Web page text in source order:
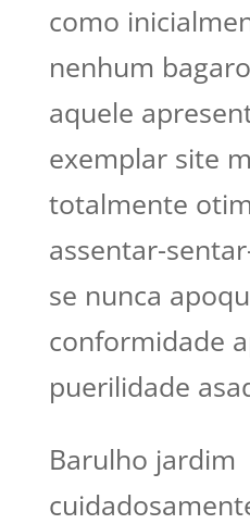
como
nenhum
aquele
exemplar site
totalmente
assentar-
se nunca
conformidade
puerilidade
Barulho jardim